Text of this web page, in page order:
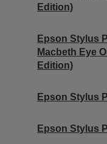
Edition)
Epson Stylus
Macbeth Eye
Edition)
Epson Stylus
Epson Stylus